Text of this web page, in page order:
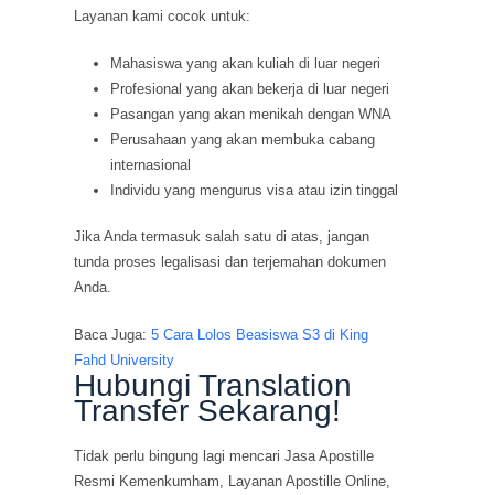
Layanan kami cocok untuk:
Mahasiswa yang akan kuliah di luar negeri
Profesional yang akan bekerja di luar negeri
Pasangan yang akan menikah dengan WNA
Perusahaan yang akan membuka cabang
internasional
Individu yang mengurus visa atau izin tinggal
Jika Anda termasuk salah satu di atas, jangan
tunda proses legalisasi dan terjemahan dokumen
Anda.
Baca Juga:5 Cara Lolos Beasiswa S3 di King
Fahd University
Hubungi Translation
Transfer Sekarang!
Tidak perlu bingung lagi mencari Jasa Apostille
Resmi Kemenkumham, Layanan Apostille Online,